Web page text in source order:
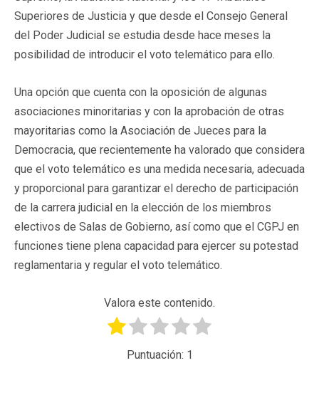
Superiores de Justicia y que desde el Consejo General
del Poder Judicial se estudia desde hace meses la
posibilidad de introducir el voto telemático para ello.
Una opción que cuenta con la oposición de algunas
asociaciones minoritarias y con la aprobación de otras
mayoritarias como la Asociación de Jueces para la
Democracia, que recientemente ha valorado que considera
que el voto telemático es una medida necesaria, adecuada
y proporcional para garantizar el derecho de participación
de la carrera judicial en la elección de los miembros
electivos de Salas de Gobierno, así como que el CGPJ en
funciones tiene plena capacidad para ejercer su potestad
reglamentaria y regular el voto telemático.
Valora este contenido.
Puntuación: 1